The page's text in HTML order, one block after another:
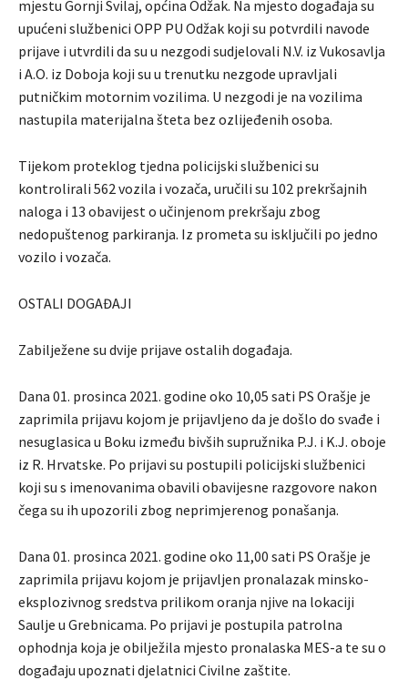
mjestu Gornji Svilaj, općina Odžak. Na mjesto događaja su
upućeni službenici OPP PU Odžak koji su potvrdili navode
prijave i utvrdili da su u nezgodi sudjelovali N.V. iz Vukosavlja
i A.O. iz Doboja koji su u trenutku nezgode upravljali
putničkim motornim vozilima. U nezgodi je na vozilima
nastupila materijalna šteta bez ozlijeđenih osoba.
Tijekom proteklog tjedna policijski službenici su
kontrolirali 562 vozila i vozača, uručili su 102 prekršajnih
naloga i 13 obavijest o učinjenom prekršaju zbog
nedopuštenog parkiranja. Iz prometa su isključili po jedno
vozilo i vozača.
OSTALI DOGAĐAJI
Zabilježene su dvije prijave ostalih događaja.
Dana 01. prosinca 2021. godine oko 10,05 sati PS Orašje je
zaprimila prijavu kojom je prijavljeno da je došlo do svađe i
nesuglasica u Boku između bivših supružnika P.J. i K.J. oboje
iz R. Hrvatske. Po prijavi su postupili policijski službenici
koji su s imenovanima obavili obavijesne razgovore nakon
čega su ih upozorili zbog neprimjerenog ponašanja.
Dana 01. prosinca 2021. godine oko 11,00 sati PS Orašje je
zaprimila prijavu kojom je prijavljen pronalazak minsko-
eksplozivnog sredstva prilikom oranja njive na lokaciji
Saulje u Grebnicama. Po prijavi je postupila patrolna
ophodnja koja je obilježila mjesto pronalaska MES-a te su o
događaju upoznati djelatnici Civilne zaštite.